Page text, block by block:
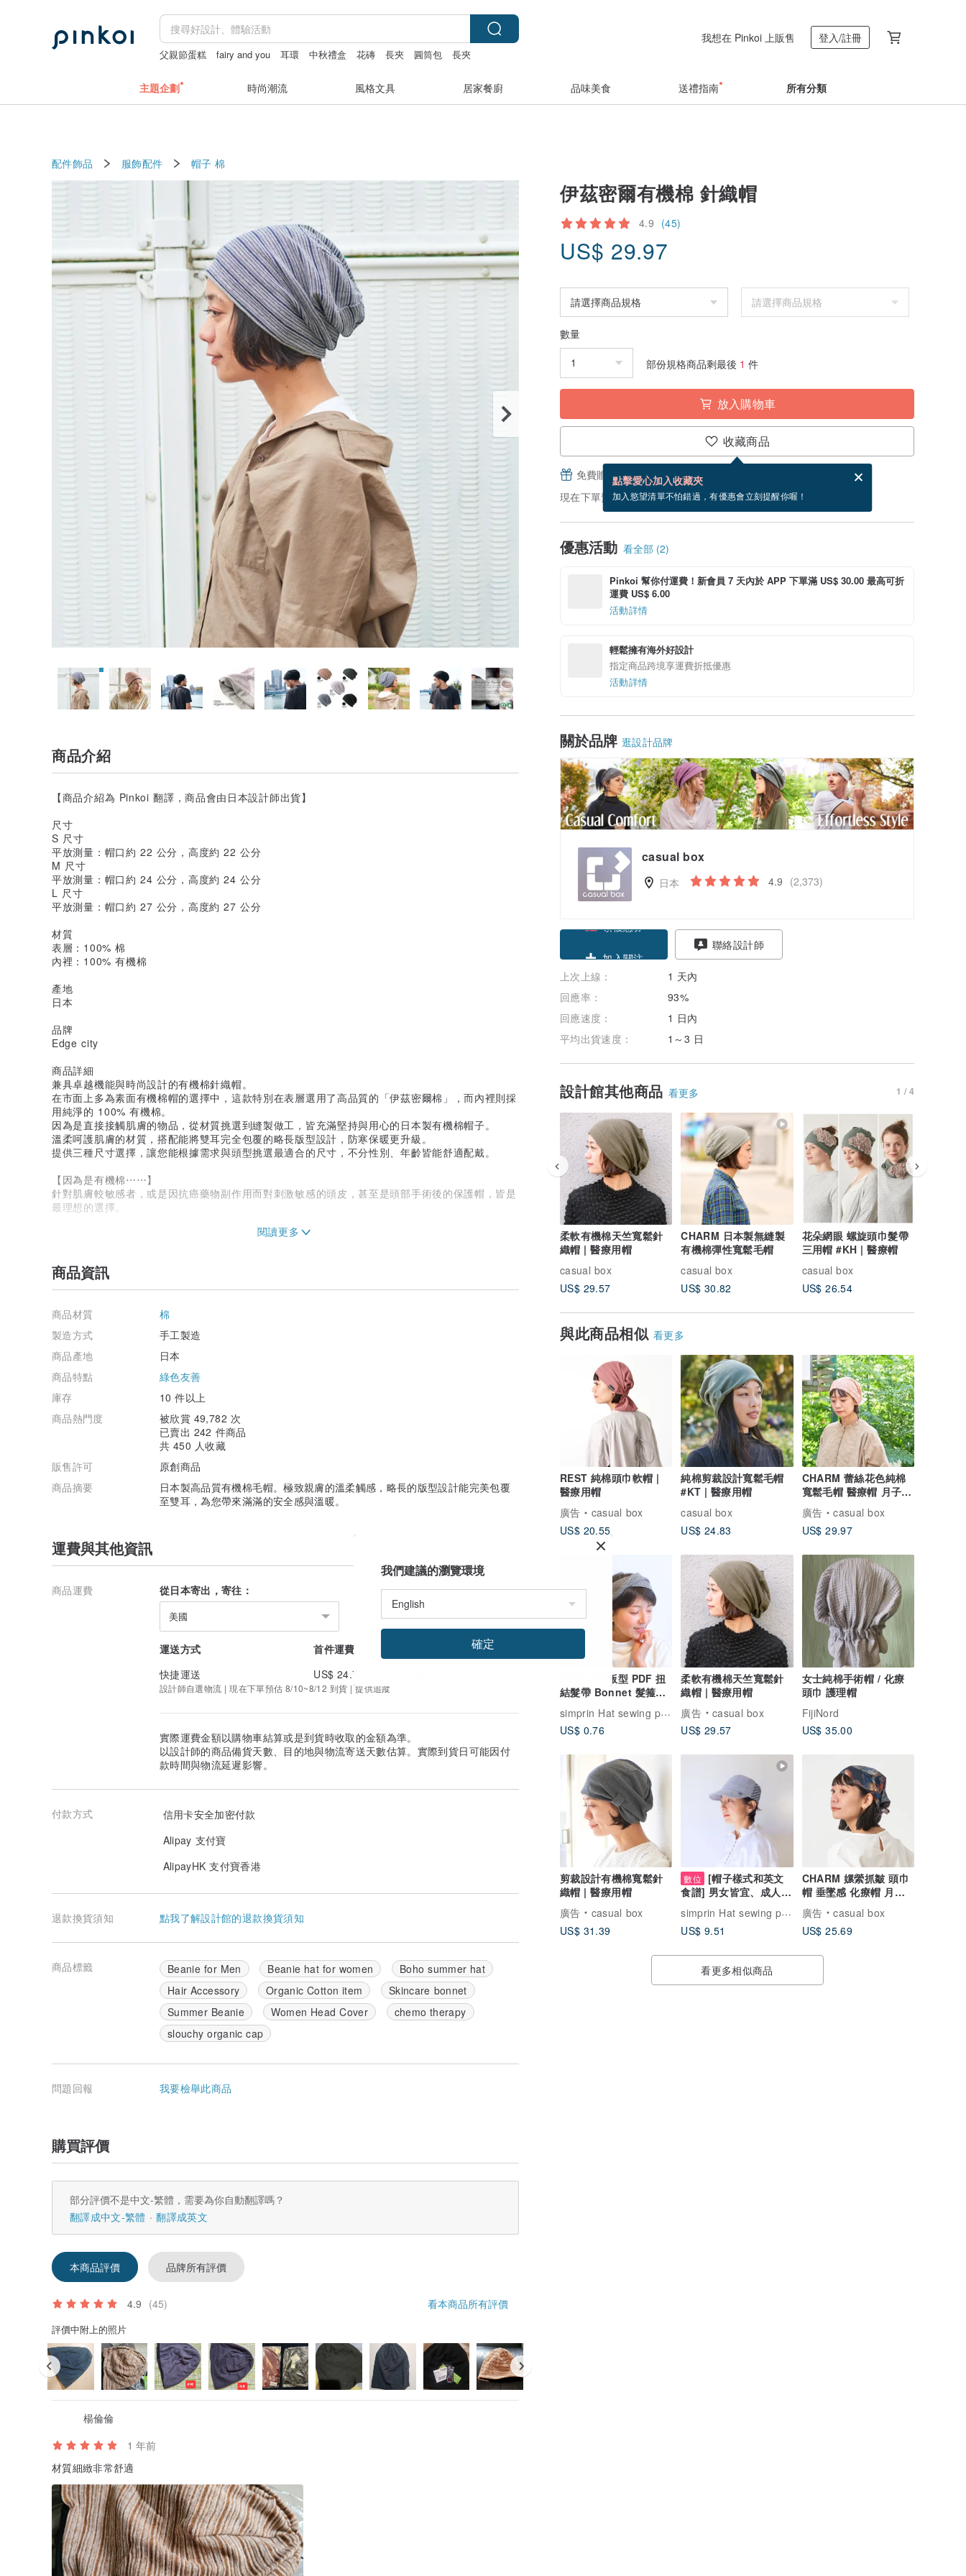
父親節蛋糕 fairy and you 耳環 中秋禮盒 花磚 長夾 圓筒包 長夾
我想在 Pinkoi 上販售 登入/註冊
主題企劃 時尚潮流 風格文具 居家餐廚 品味美食 送禮指南 所有分類
配件飾品 服飾配件 帽子 棉
伊茲密爾有機棉 針織帽
4.9 (45)
US$ 29.97
數量
部份規格商品剩最後 1 件
放入購物車
收藏商品
點擊愛心加入收藏夾
加入慾望清單不怕錯過，有優惠會立刻提醒你喔！
免費贈送電子賀卡，結帳完成後填寫
現在下單預估 8/10~8/12 到貨。
優惠活動 看全部 (2)
Pinkoi 幫你付運費！新會員 7 天內於 APP 下單滿 US$ 30.00 最高可折
運費 US$ 6.00
活動詳情
輕鬆擁有海外好設計
指定商品跨境享運費折抵優惠
活動詳情
關於品牌 逛設計品牌
casual box
日本 4.9 (2,373)
加入關注
聯絡設計師
上次上線：
1 天內
回應率：
93%
回應速度：
1 日內
平均出貨速度：
1～3 日
設計館其他商品 看更多 1 / 4
柔軟有機棉天竺寬鬆針
織帽 | 醫療用帽
casual box
US$ 29.57
CHARM 日本製無縫製
有機棉彈性寬鬆毛帽
casual box
US$ 30.82
花朵網眼 螺旋頭巾髮帶
三用帽 #KH | 醫療帽
casual box
US$ 26.54
與此商品相似 看更多
REST 純棉頭巾軟帽 |
醫療用帽
廣告
casual box
US$ 20.55
純棉剪裁設計寬鬆毛帽
#KT | 醫療用帽
casual box
US$ 24.83
CHARM 蕾絲花色純棉
寬鬆毛帽 醫療帽 月子帽
透氣舒適
廣告
casual box
US$ 29.97
髮帶版型 PDF 扭
結髮帶 Bonnet 髮箍式
simprin Hat sewing pattern
US$ 0.76
柔軟有機棉天竺寬鬆針
織帽 | 醫療用帽
廣告
casual box
US$ 29.57
女士純棉手術帽 / 化療
頭巾 護理帽
FijiNord
US$ 35.00
剪裁設計有機棉寬鬆針
織帽 | 醫療用帽
廣告
casual box
US$ 31.39
數位
[帽子樣式和英文
食譜] 男女皆宜、成人和
兒童的時尚工作帽
simprin Hat sewing pattern
US$ 9.51
CHARM 嫘縈抓皺 頭巾
帽 垂墜感 化療帽 月子
帽【Fly】
廣告
casual box
US$ 25.69
看更多相似商品
商品介紹
【商品介紹為 Pinkoi 翻譯，商品會由日本設計師出貨】
尺寸
S 尺寸
平放測量：帽口約 22 公分，高度約 22 公分
M 尺寸
平放測量：帽口約 24 公分，高度約 24 公分
L 尺寸
平放測量：帽口約 27 公分，高度約 27 公分
材質
表層：100% 棉
內裡：100% 有機棉
產地
日本
品牌
Edge city
商品詳細
兼具卓越機能與時尚設計的有機棉針織帽。
在市面上多為素面有機棉帽的選擇中，這款特別在表層選用了高品質的「伊茲密爾棉」，而內裡則採
用純淨的 100% 有機棉。
因為是直接接觸肌膚的物品，從材質挑選到縫製做工，皆充滿堅持與用心的日本製有機棉帽子。
溫柔呵護肌膚的材質，搭配能將雙耳完全包覆的略長版型設計，防寒保暖更升級。
提供三種尺寸選擇，讓您能根據需求與頭型挑選最適合的尺寸，不分性別、年齡皆能舒適配戴。
【因為是有機棉⋯⋯】
針對肌膚較敏感者，或是因抗癌藥物副作用而對刺激敏感的頭皮，甚至是頭部手術後的保護帽，皆是
最理想的選擇。
顏色
・棕色
・深灰色
・淺灰色
・米色
・卡其色
・深藍色
商品資訊
商品材質
棉
製造方式
手工製造
商品產地
日本
商品特點
綠色友善
庫存
10 件以上
商品熱門度
被欣賞 49,782 次
已賣出 242 件商品
共 450 人收藏
販售許可
原創商品
商品摘要
日本製高品質有機棉毛帽。極致親膚的溫柔觸感，略長的版型設計能完美包覆
至雙耳，為您帶來滿滿的安全感與溫暖。
運費與其他資訊
商品運費 從日本寄出，寄往：
美國
運送方式 首件運費
快捷運送
US$ 24.74
設計師自選物流 | 現在下單預估 8/10~8/12 到貨 | 提供追蹤
實際運費金額以購物車結算或是到貨時收取的金額為準。
以設計師的商品備貨天數、目的地與物流寄送天數估算。實際到貨日可能因付
款時間與物流延遲影響。
付款方式
信用卡安全加密付款
Alipay 支付寶
AlipayHK 支付寶香港
退款換貨須知 點我了解設計館的退款換貨須知
商品標籤 Beanie for Men Beanie hat for women
Boho summer hat
Hair Accessory
Organic Cotton item
Skincare bonnet
Summer Beanie
Women Head Cover
chemo therapy
slouchy organic cap
問題回報 我要檢舉此商品
購買評價
部分評價不是中文-繁體，需要為你自動翻譯嗎？
翻譯成中文-繁體
翻譯成英文
本商品評價 品牌所有評價
4.9 (45) 看本商品所有評價
評價中附上的照片
楊倫倫
1 年前
材質細緻非常舒適
我們建議的瀏覽環境
確定